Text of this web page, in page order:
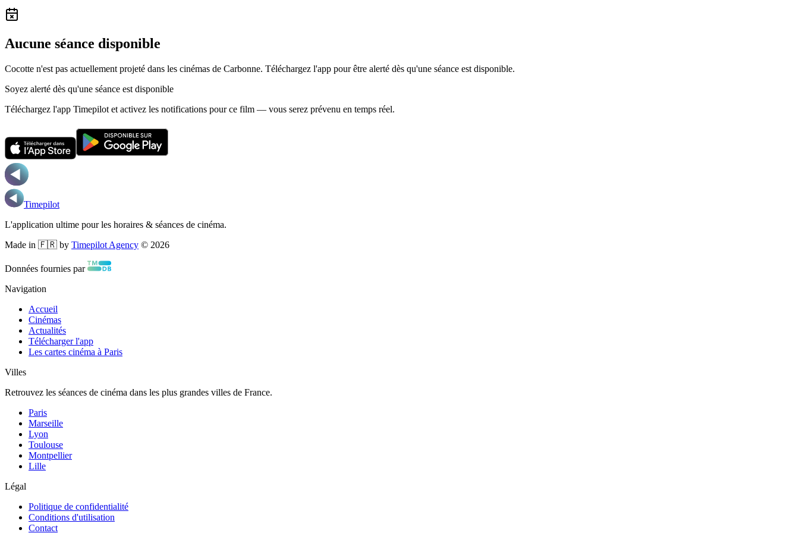
Aucune séance disponible
Cocotte n'est pas actuellement projeté dans les cinémas de Carbonne. Téléchargez l'app pour être alerté dès qu'une séance est disponible.
Soyez alerté dès qu'une séance est disponible
Téléchargez l'app Timepilot et activez les notifications pour ce film — vous serez prévenu en temps réel.
Timepilot
L'application ultime pour les horaires & séances de cinéma.
Made in 🇫🇷 by Timepilot Agency © 2026
Données fournies par
Navigation
Accueil
Cinémas
Actualités
Télécharger l'app
Les cartes cinéma à Paris
Villes
Retrouvez les séances de cinéma dans les plus grandes villes de France.
Paris
Marseille
Lyon
Toulouse
Montpellier
Lille
Légal
Politique de confidentialité
Conditions d'utilisation
Contact